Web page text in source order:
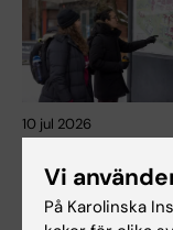
10 jul 2026
sporrade
Daniels att lära
Vi
På Karolinska